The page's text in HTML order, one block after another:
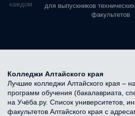
в каждом
для выпускников
факультетов
Колледжи Алтайского края
Лучшие колледжи Алтайского края –
программ обучения (бакалавриата,
на Учёба.ру. Список университетов,
факультетов Алтайского края с